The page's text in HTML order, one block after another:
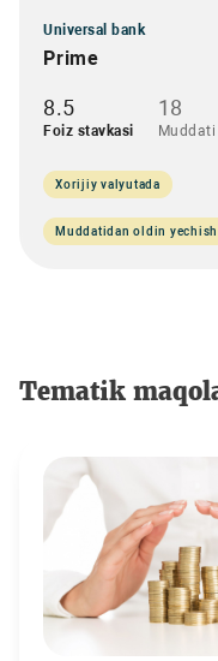
Universal bank
Prime
8.5
Foiz stavkasi
18
Muddati
Xorijiy valyutada
Muddatidan oldin yechish
Tematik